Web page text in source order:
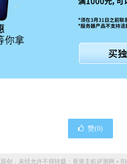
赞(0)
创，未经允许不得转载： 香港主机评测网 »